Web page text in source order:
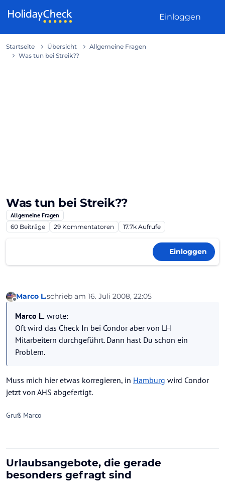
Einloggen
Startseite Übersicht
Allgemeine Fragen
Was tun bei Streik??
Was tun bei Streik??
Allgemeine Fragen
60 Beiträge 29 Kommentatoren 17.7k Aufrufe
Einloggen
Offline
Marco L.schrieb am 16. Juli 2008, 22:05
zuletzt editiert von
Marco L. wrote:
Oft wird das Check In bei Condor aber von LH
Mitarbeitern durchgeführt. Dann hast Du schon ein
Problem.
Muss mich hier etwas korregieren, in Hamburg wird Condor
jetzt von AHS abgefertigt.
Gruß Marco